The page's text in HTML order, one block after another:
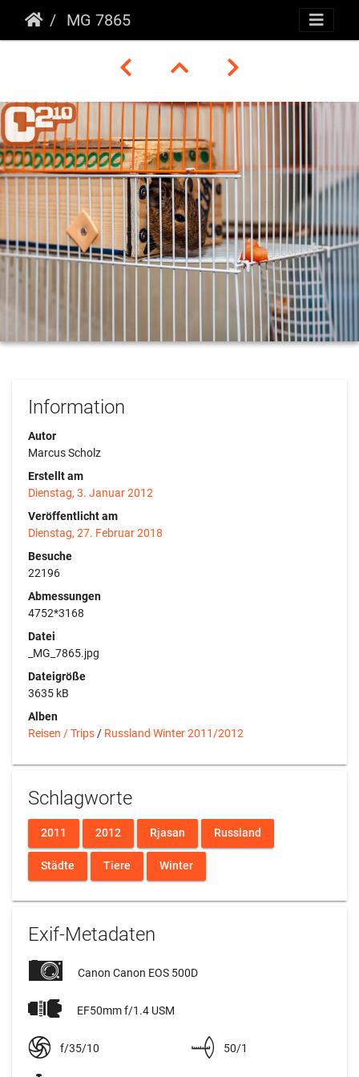
MG 7865
Information
Autor
Marcus Scholz
Erstellt am
Dienstag, 3. Januar 2012
Veröffentlicht am
Dienstag, 27. Februar 2018
Besuche
22196
Abmessungen
4752*3168
Datei
_MG_7865.jpg
Dateigröße
3635 kB
Alben
Reisen / Trips / Russland Winter 2011/2012
Schlagworte
2011 2012 Rjasan Russland
Städte Tiere Winter
Exif-Metadaten
Canon Canon EOS 500D
EF50mm f/1.4 USM
f/35/10 50/1